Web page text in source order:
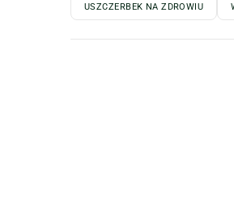
USZCZERBEK NA ZDROWIU